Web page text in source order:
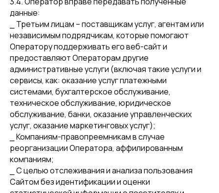
данные:
⎯ Третьим лицам – поставщикам услуг, агентам или
независимым подрядчикам, которые помогают
Оператору поддерживать его веб-сайт и
предоставляют Операторам другие
административные услуги (включая такие услуги и
сервисы, как: оказание услуг платежными
системами, бухгалтерское обслуживание,
техническое обслуживание, юридическое
обслуживание, банки, оказание управленческих
услуг, оказание маркетинговых услуг);
⎯ Компаниям-правопреемникам в случае
реорганизации Оператора, аффилированным
компаниям;
⎯ С целью отслеживания и анализа пользования
Сайтом без идентификации и оценки